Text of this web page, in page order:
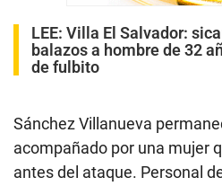
LEE: Villa El Salvador:
balazos a hombre de 32
de fulbito
Sánchez Villanueva
acompañado por una mujer
antes del ataque. Personal